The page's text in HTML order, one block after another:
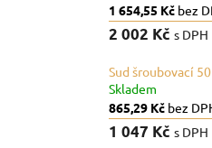
1 654,55 Kč bez
2 002 Kč s DPH
Sud šroubovací
Skladem
865,29 Kč bez
1 047 Kč s DPH